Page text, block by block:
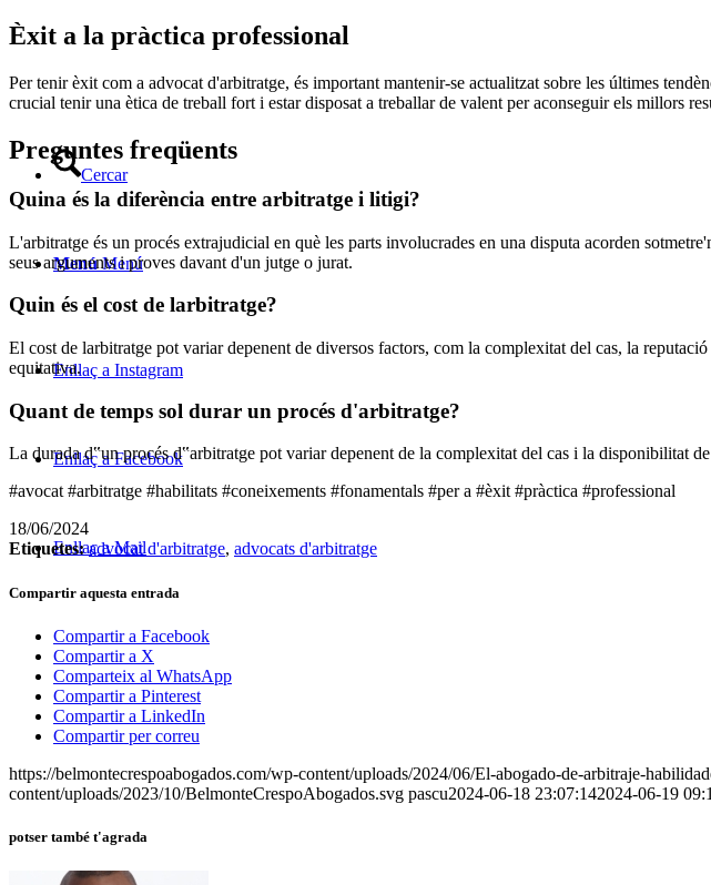
Cercar
Menú Menú
Enllaç a Instagram
Enllaç a Facebook
Enllaç a Mail
Èxit a la pràctica professional
Per tenir èxit com a advocat d'arbitratge, és important mantenir-se actualitzat sobre les últimes
crucial tenir una ètica de treball fort i estar disposat a treballar de valent per aconseguir els millors
Preguntes freqüents
Quina és la diferència entre arbitratge i litigi?
L'arbitratge és un procés extrajudicial en què les parts involucrades en una disputa acorden
seus arguments i proves davant d'un jutge o jurat.
Quin és el cost de larbitratge?
El cost de larbitratge pot variar depenent de diversos factors, com la complexitat del cas, la
equitativa.
Quant de temps sol durar un procés d'arbitratge?
La durada d‟un procés d‟arbitratge pot variar depenent de la complexitat del cas i la disponibilitat
#avocat #arbitratge #habilitats #coneixements #fonamentals #per a #èxit #pràctica #professional
18/06/2024
Etiquetes: advocat d'arbitratge, advocats d'arbitratge
Compartir aquesta entrada
Compartir a Facebook
Compartir a X
Comparteix al WhatsApp
Compartir a Pinterest
Compartir a LinkedIn
Compartir per correu
https://belmontecrespoabogados.com/wp-content/uploads/2024/06/El-abogado-de-arbitraje-
content/uploads/2023/10/BelmonteCrespoAbogados.svg pascu2024-06-18 23:07:142024-06-19
potser també t'agrada